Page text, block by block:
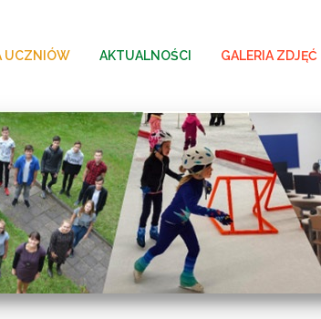
UCZNIÓW AKTUALNOŚCI GALERIA ZDJĘĆ